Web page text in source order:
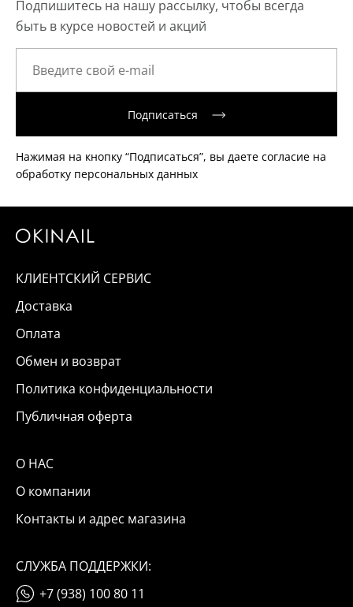
Подпишитесь на нашу рассылку, чтобы всегда
быть в курсе новостей и акций
Подписаться
Нажимая на кнопку “Подписаться”, вы даете согласие на
обработку персональных данных
КЛИЕНТСКИЙ СЕРВИС
Доставка
Оплата
Обмен и возврат
Политика конфиденциальности
Публичная оферта
О НАС
О компании
Контакты и адрес магазина
СЛУЖБА ПОДДЕРЖКИ:
+7 (938) 100 80 11